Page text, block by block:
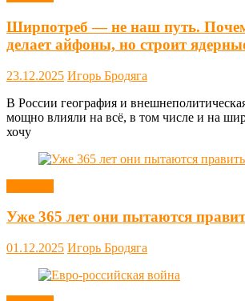
Ширпотреб — не наш путь.
делает айфоны, но строит
23.12.2025 Игорь Бродяга
В России география и
мощно влияли на всё, в том числе и на
хочу
Уже 365 лет они пытаются
01.12.2025 Игорь Бродяга